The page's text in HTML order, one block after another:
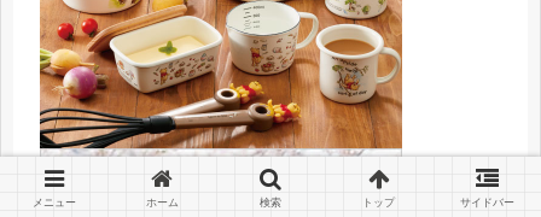
メニュー ホーム 検索 トップ サイドバー